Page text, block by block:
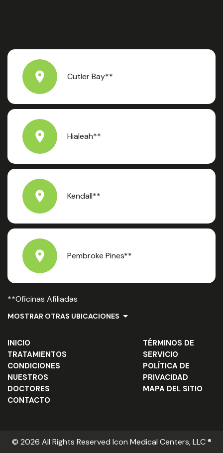
Cutler Bay**
Hialeah**
Kendall**
Pembroke Pines**
**Oficinas Afiliadas
MOSTRAR OTRAS UBICACIONES
INICIO
TRATAMIENTOS
CONDICIONES
NUESTROS
DOCTORES
CONTACTO
TÉRMINOS DE
SERVICIO
POLÍTICA DE
PRIVACIDAD
MAPA DEL SITIO
© 2026 All Rights Reserved Icon Medical Centers, LLC ®